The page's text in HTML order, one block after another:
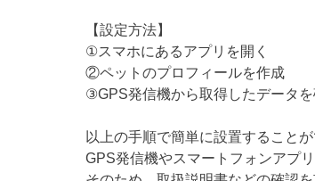
【設定方法】
①スマホにあるアプリを開く
②ペットのプロフィールを作成
③GPS発信機から取得したデータ
以上の手順で簡単に設置することが
GPS発信機やスマートフォンアプ